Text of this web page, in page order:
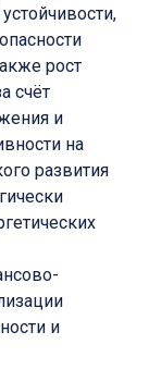
рост
счёт
и
на
развития
и